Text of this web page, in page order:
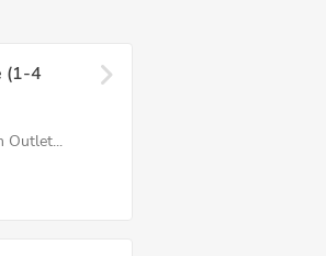
(1-4
Outlet...